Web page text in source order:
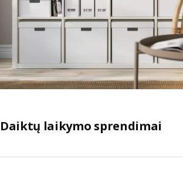
Daiktų laikymo sprendimai